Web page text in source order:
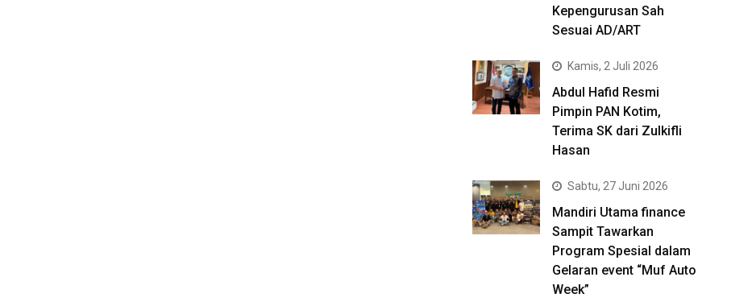
Kepengurusan Sah
Sesuai AD/ART
Kamis, 2 Juli 2026
Abdul Hafid Resmi
Pimpin PAN Kotim,
Terima SK dari Zulkifli
Hasan
Sabtu, 27 Juni 2026
Mandiri Utama finance
Sampit Tawarkan
Program Spesial dalam
Gelaran event “Muf Auto
Week”